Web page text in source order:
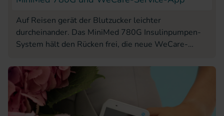
Auf Reisen gerät der Blutzucker leichter
durcheinander. Das MiniMed 780G Insulinpumpen-
System hält den Rücken frei, die neue WeCare-